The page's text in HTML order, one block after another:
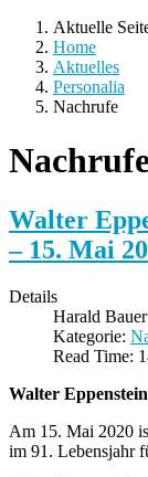
Aktuelle
Home
Aktuelles
Personalia
Nachrufe
Walter
– 15. Mai
Details
Harald Bauer
Kategorie:
Read Time:
Walter
Am 15. Mai 2020
im 91. Lebensjahr